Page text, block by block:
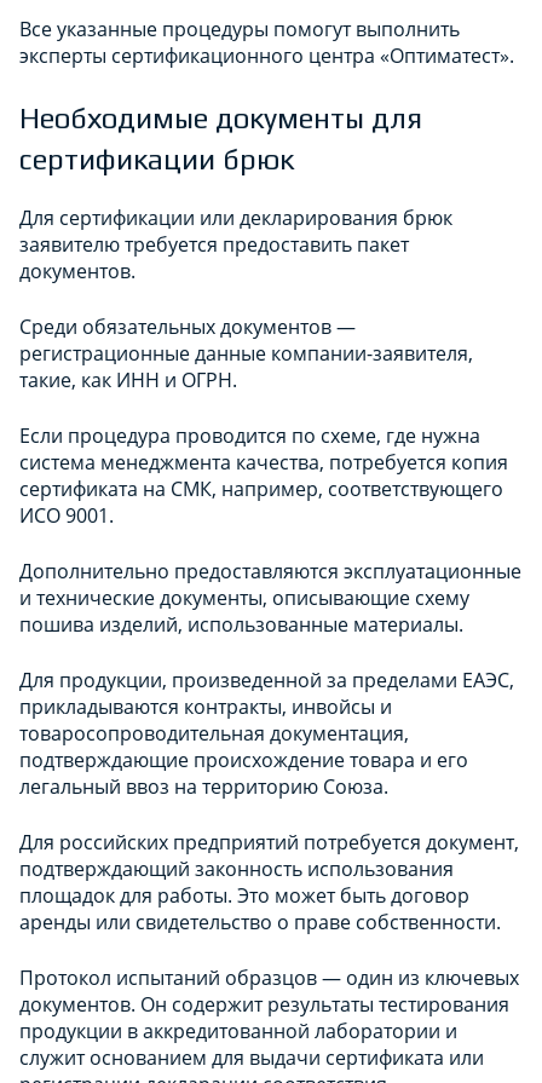
Все указанные процедуры помогут выполнить
эксперты сертификационного центра «Оптиматест».
Необходимые документы для
сертификации брюк
Для сертификации или декларирования брюк
заявителю требуется предоставить пакет
документов.
Среди обязательных документов —
регистрационные данные компании-заявителя,
такие, как ИНН и ОГРН.
Если процедура проводится по схеме, где нужна
система менеджмента качества, потребуется копия
сертификата на СМК, например, соответствующего
ИСО 9001.
Дополнительно предоставляются эксплуатационные
и технические документы, описывающие схему
пошива изделий, использованные материалы.
Для продукции, произведенной за пределами ЕАЭС,
прикладываются контракты, инвойсы и
товаросопроводительная документация,
подтверждающие происхождение товара и его
легальный ввоз на территорию Союза.
Для российских предприятий потребуется документ,
подтверждающий законность использования
площадок для работы. Это может быть договор
аренды или свидетельство о праве собственности.
Протокол испытаний образцов — один из ключевых
документов. Он содержит результаты тестирования
продукции в аккредитованной лаборатории и
служит основанием для выдачи сертификата или